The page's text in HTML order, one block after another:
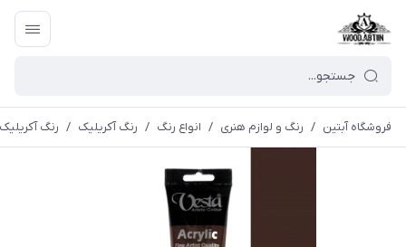
فروشگاه آبتین / رنگ و لوازم هنری / انواع رنگ / رنگ آکریلیک / رنگ آكریليک